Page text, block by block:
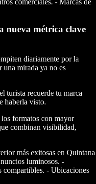
nueva métrica clave
diariamente por la
una mirada ya no es
turista recuerde tu marca
haberla visto.
formatos con mayor
combinan visibilidad,
más exitosas en Quintana
luminosos. -
- Ubicaciones